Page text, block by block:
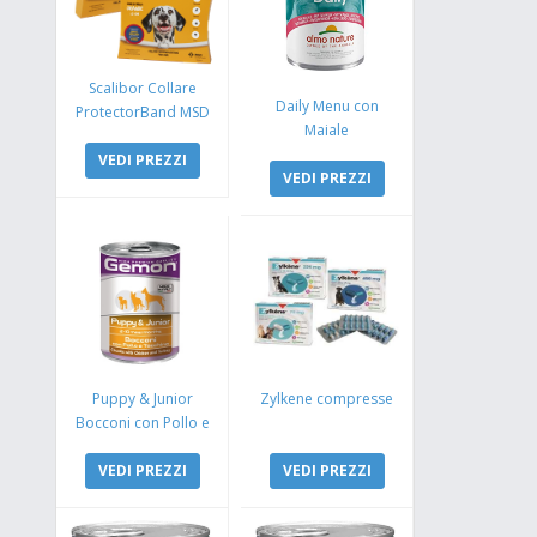
Scalibor Collare
ProtectorBand MSD
VEDI PREZZI
Daily Menu con
Maiale
VEDI PREZZI
Puppy & Junior
Bocconi con Pollo e
VEDI PREZZI
Zylkene compresse
VEDI PREZZI